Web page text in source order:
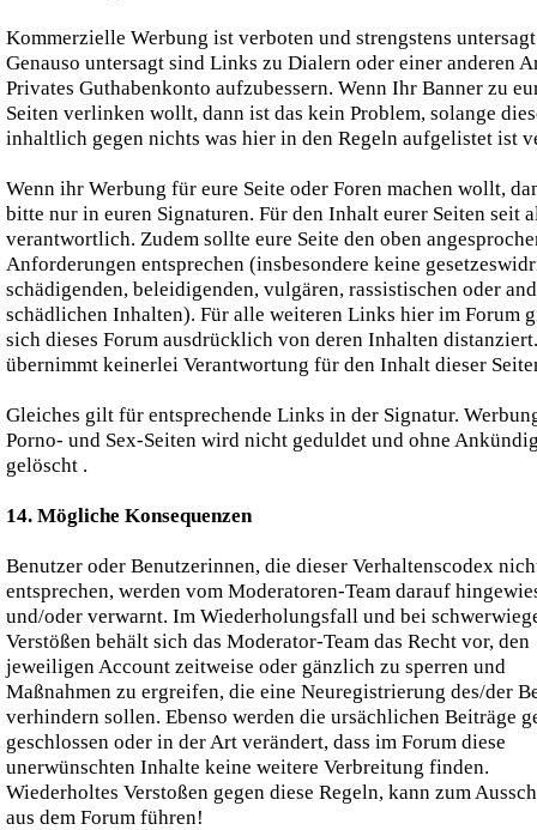
Kommerzielle Werbung ist verboten und strengstens
Genauso untersagt sind Links zu Dialern oder einer anderen
Privates Guthabenkonto aufzubessern. Wenn Ihr Banner zu
Seiten verlinken wollt, dann ist das kein Problem, solange
inhaltlich gegen nichts was hier in den Regeln aufgelistet ist
Wenn ihr Werbung für eure Seite oder Foren machen wollt,
bitte nur in euren Signaturen. Für den Inhalt eurer Seiten seit
verantwortlich. Zudem sollte eure Seite den oben
Anforderungen entsprechen (insbesondere keine
schädigenden, beleidigenden, vulgären, rassistischen oder
schädlichen Inhalten). Für alle weiteren Links hier im Forum
sich dieses Forum ausdrücklich von deren Inhalten
übernimmt keinerlei Verantwortung für den Inhalt dieser
Gleiches gilt für entsprechende Links in der Signatur.
Porno- und Sex-Seiten wird nicht geduldet und ohne
gelöscht .
14. Mögliche Konsequenzen
Benutzer oder Benutzerinnen, die dieser Verhaltenscodex
entsprechen, werden vom Moderatoren-Team darauf
und/oder verwarnt. Im Wiederholungsfall und bei
Verstößen behält sich das Moderator-Team das Recht vor, den
jeweiligen Account zeitweise oder gänzlich zu sperren und
Maßnahmen zu ergreifen, die eine Neuregistrierung des/der
verhindern sollen. Ebenso werden die ursächlichen Beiträge
geschlossen oder in der Art verändert, dass im Forum diese
unerwünschten Inhalte keine weitere Verbreitung finden.
Wiederholtes Verstoßen gegen diese Regeln, kann zum
aus dem Forum führen!